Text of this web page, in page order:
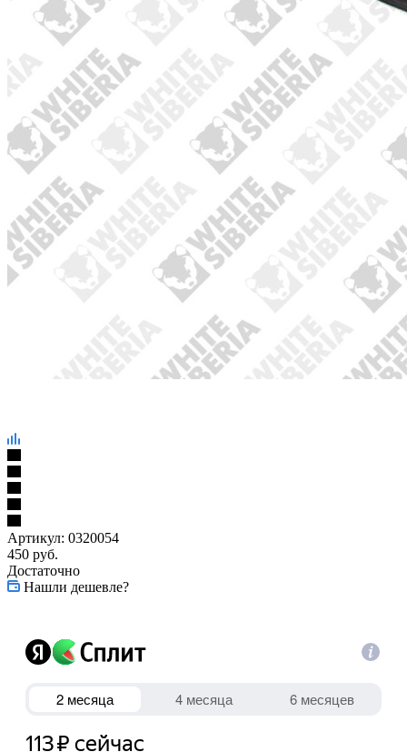
Артикул: 0320054
450 руб.
Достаточно
Нашли дешевле?